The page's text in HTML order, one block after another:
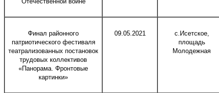
Финал районного
патриотического фестиваля
театрализованных постановок
трудовых коллективов
«Панорама. Фронтовые
картинки»
09.05.2021
с.Исетское,
площадь
Молодежная